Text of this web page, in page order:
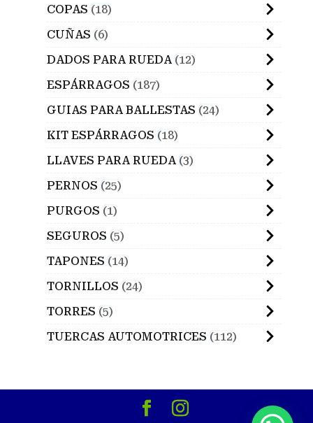
COPAS 18
CUÑAS 6
DADOS PARA RUEDA 12
ESPÁRRAGOS 187
GUIAS PARA BALLESTAS 24
KIT ESPÁRRAGOS 18
LLAVES PARA RUEDA 3
PERNOS 25
PURGOS 1
SEGUROS 5
TAPONES 14
TORNILLOS 24
TORRES 5
TUERCAS AUTOMOTRICES 112